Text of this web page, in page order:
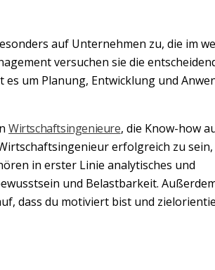
auf Unternehmen zu, die im
versuchen sie die
um Planung, Entwicklung und
Wirtschaftsingenieure, die Know-how
erfolgreich zu
in erster Linie analytisches und
und Belastbarkeit.
dass du motiviert bist und